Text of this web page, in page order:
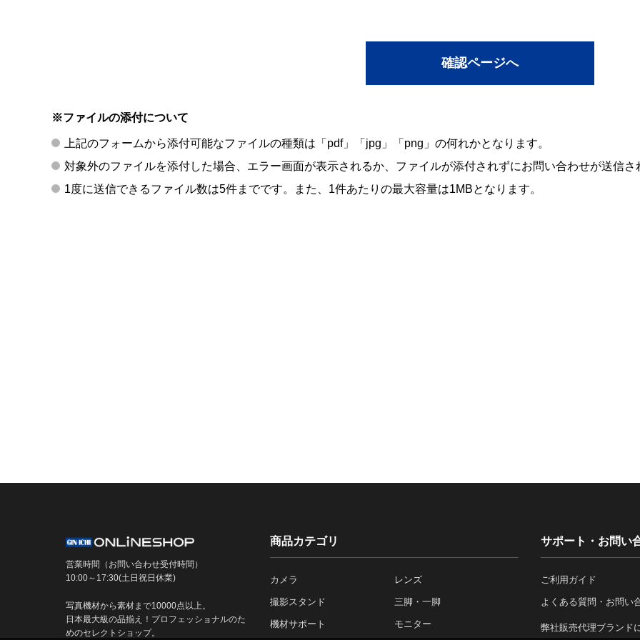
※ファイルの添付について
上記のフォームから添付可能なファイルの種類は「pdf」「jpg」「png」の何れかとなります。
対象外のファイルを添付した場合、エラー画面が表示されるか、ファイルが添付されずにお問い合わせが送信さ
1度に送信できるファイル数は5件までです。また、1件あたりの最大容量は1MBとなります。
営業時間（お問い合わせ受付時間）
10:00～17:30(土日祝日休業)
写真機材から素材まで10000点以上。
日本最大級の品揃え！プロフェッショナルのた
めのセレクトショップ。
商品カテゴリ
カメラ レンズ
撮影スタンド 三脚・一脚
機材サポート モニター
サポート・お問い
ご利用ガイド
よくある質問・お問い
弊社販売代理ブランド